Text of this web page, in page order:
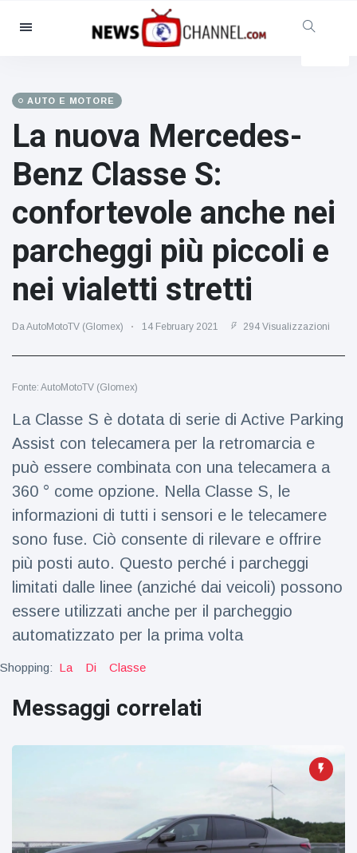
Categorie
Sociale e divertimento
Cinema e TV
(81)
Celebrità
(13938)
Moda e bellezza
(122)
Cibo e bevande
(79)
Giochi
(160)
Ultime notizie
Dylan
Sprouse e
Barbara
Palvin
rivelano di
aspettare
una
bambina
Visualizzazioni
Millie Bobby
Brown
incoraggia
sua figlia ad
essere
creativa
15 July
72
Anne
Hathaway
definisce
Holland 'il
figlio dei
AUTO E MOTORE
La nuova Mercedes-
Benz Classe S: ​​
confortevole anche nei
parcheggi più piccoli e
nei vialetti stretti
Da AutoMotoTV (Glomex) 14 February 2021 294 Visualizzazioni
Fonte: AutoMotoTV (Glomex)
La Classe S è dotata di serie di Active Parking
Assist con telecamera per la retromarcia e
può essere combinata con una telecamera a
360 ° come opzione. Nella Classe S, le
informazioni di tutti i sensori e le telecamere
sono fuse. Ciò consente di rilevare e offrire
più posti auto. Questo perché i parcheggi
limitati dalle linee (anziché dai veicoli) possono
essere utilizzati anche per il parcheggio
automatizzato per la prima volta
Shopping: La Di Classe
Messaggi correlati